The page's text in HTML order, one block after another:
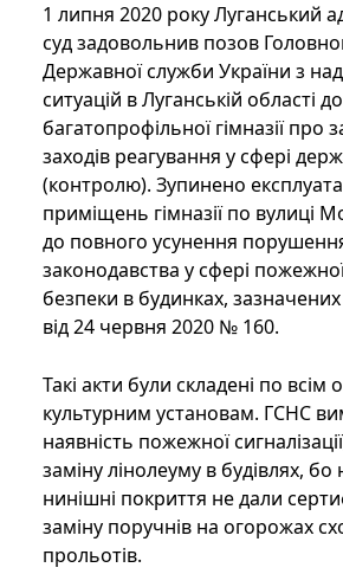
1 липня 2020 року Луганський
суд задовольнив позов
Державної служби України з
ситуацій в Луганській області
багатопрофільної гімназії про
заходів реагування у сфері
(контролю). Зупинено
приміщень гімназії по вулиці
до повного усунення
законодавства у сфері
безпеки в будинках, зазначених
від 24 червня 2020 № 160.
Такі акти були складені по всім
культурним установам. ГСНС
наявність пожежної
заміну лінолеуму в будівлях, бо
нинішні покриття не дали
заміну поручнів на огорожах
прольотів.